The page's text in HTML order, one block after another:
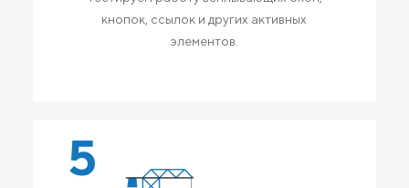
кнопок, ссылок и других активных
элементов.
5